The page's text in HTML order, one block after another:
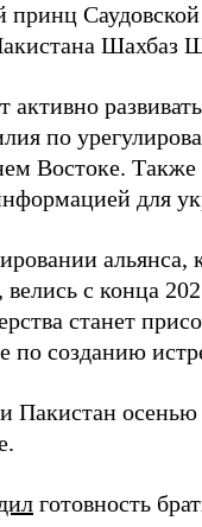
принц
Шахбаз
по
Востоке. Также
для
альянса,
с конца
станет
по созданию
Пакистан осенью
готовность